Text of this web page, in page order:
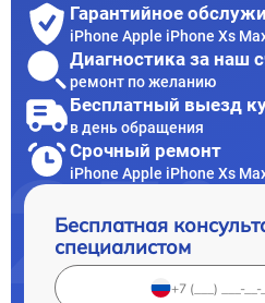
Гарантийное
iPhone Apple iPhone Xs
Диагностика за наш
ремонт по желанию
Бесплатный выезд
в день обращения
Срочный ремонт
iPhone Apple iPhone Xs
Бесплатная
специалистом